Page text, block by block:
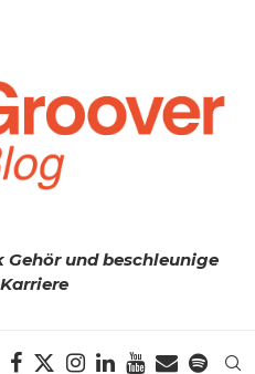
Gehör und beschleunige